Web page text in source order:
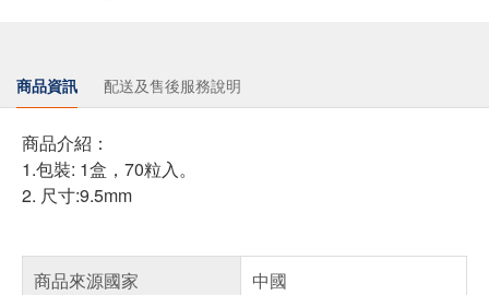
商品資訊 配送及售後服務說明
商品介紹：
1.包裝: 1盒，70粒入。
2. 尺寸:9.5mm
商品來源國家
中國